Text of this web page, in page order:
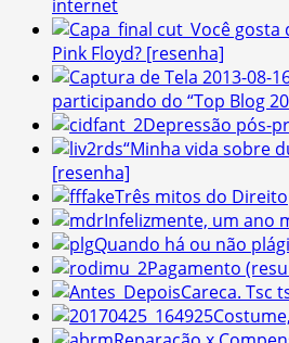
internet
Você gosta
Pink Floyd? [resenha]
participando do “Top Blog
Depressão pós-
“Minha vida sobre
[resenha]
Três mitos do Direito
Infelizmente, um ano
Quando há ou não
Pagamento
Careca. Tsc